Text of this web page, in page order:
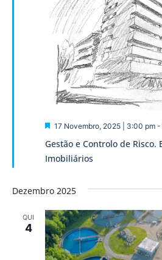
Gestão e Controlo de
Imobiliários
Destaque
17 Novembro, 2025 | 3:00 pm-
Dezembro 2025
QUI
4